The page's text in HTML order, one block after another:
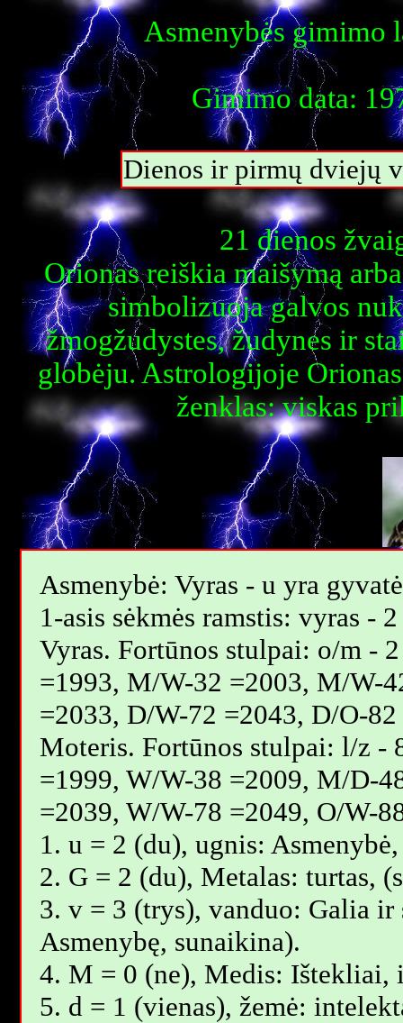
Asmenybės gimimo
Gimimo data:
Dienos ir pirmų dviejų
21 dienos
Orionas reiškia maišymą
simbolizuoja galvos
žmogžudystes, žudynes ir
globėju. Astrologijoje
ženklas: viskas
Asmenybė: Vyras - u yra
1-asis sėkmės ramstis: vyras -
Vyras. Fortūnos stulpai: o/m -
=1993, M/W-32 =2003, M/W-
=2033, D/W-72 =2043, D/O-
Moteris. Fortūnos stulpai: l/z -
=1999, W/W-38 =2009, M/D-
=2039, W/W-78 =2049, O/W-
1. u = 2 (du), ugnis:
2. G = 2 (du), Metalas: turtas,
3. v = 3 (trys), vanduo: Galia ir
Asmenybę, sunaikina).
4. M = 0 (ne), Medis: Ištekliai,
5. d = 1 (vienas), žemė: